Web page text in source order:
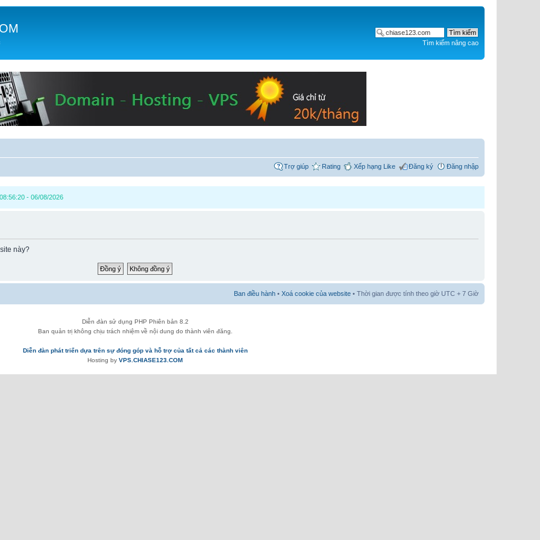
Tìm kiếm nâng cao
Trợ giúp Rating Xếp hạng Like Đăng ký Đăng nhập
- 06/08/2026
này?
Ban điều hành • Xoá cookie của website • Thời gian được tính theo giờ UTC + 7 Giờ
Diễn đàn sử dụng PHP Phiên bản 8.2
Ban quản trị không chịu trách nhiệm về nội dung do thành viên đăng.
Diễn đàn phát triển dựa trên sự đóng góp và hỗ trợ của tất cả các thành viên
Hosting by VPS.CHIASE123.COM